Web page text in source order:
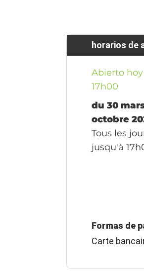
horarios de
Abierto
17h00
du 30
octobre
Tous les
jusqu'à
Formas de
Carte